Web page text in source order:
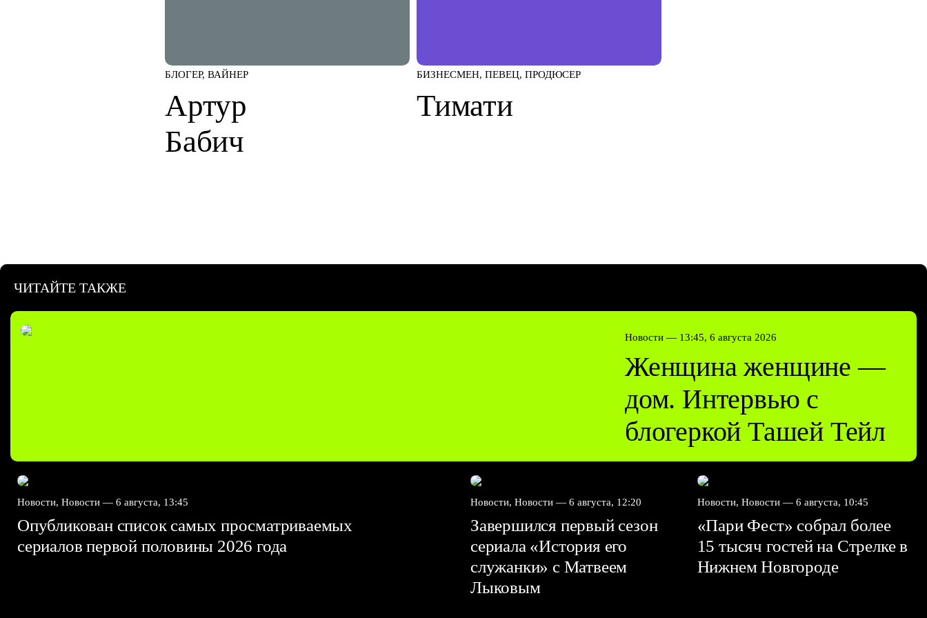
БЛОГЕР, ВАЙНЕР
Артур
Бабич
БИЗНЕСМЕН, ПЕВЕЦ, ПРОДЮСЕР
Тимати
ЧИТАЙТЕ ТАКЖЕ
Новости — 13:45, 6 августа 2026
Женщина женщине —
дом. Интервью с
блогеркой Ташей Тейл
Новости, Новости — 6 августа, 13:45
Опубликован список самых просматриваемых
сериалов первой половины 2026 года
Новости, Новости — 6 августа, 12:20
Завершился первый сезон
сериала «История его
служанки» с Матвеем
Лыковым
Новости, Новости — 6 августа, 10:45
«Пари Фест» собрал более
15 тысяч гостей на Стрелке в
Нижнем Новгороде